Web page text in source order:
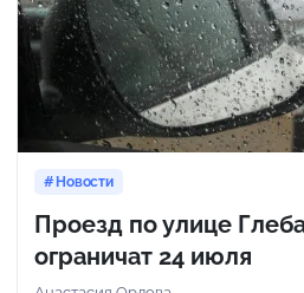
Новости
Проезд по улице
ограничат 24 июля